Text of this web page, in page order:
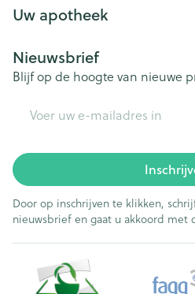
Uw apotheek
Nieuwsbrief
Blijf op de hoogte van nieuwe
Door op inschrijven te klikken,
nieuwsbrief en gaat u akkoord met